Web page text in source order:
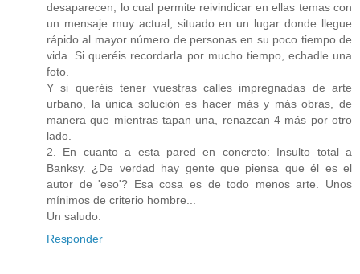
desaparecen, lo cual permite reivindicar en ellas temas con
un mensaje muy actual, situado en un lugar donde llegue
rápido al mayor número de personas en su poco tiempo de
vida. Si queréis recordarla por mucho tiempo, echadle una
foto.
Y si queréis tener vuestras calles impregnadas de arte
urbano, la única solución es hacer más y más obras, de
manera que mientras tapan una, renazcan 4 más por otro
lado.
2. En cuanto a esta pared en concreto: Insulto total a
Banksy. ¿De verdad hay gente que piensa que él es el
autor de 'eso'? Esa cosa es de todo menos arte. Unos
mínimos de criterio hombre...
Un saludo.
Responder